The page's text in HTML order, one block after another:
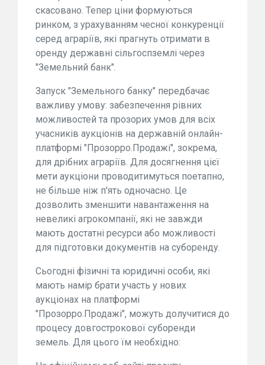
скасовано. Тепер ціни формуються
ринком, з урахуванням чесної конкуренції
серед аграріїв, які прагнуть отримати в
оренду державні сільгоспземлі через
"Земельний банк".
Запуск "Земельного банку" передбачає
важливу умову: забезпечення рівних
можливостей та прозорих умов для всіх
учасників аукціонів на державній онлайн-
платформі "Прозорро.Продажі", зокрема,
для дрібних аграріїв. Для досягнення цієї
мети аукціони проводитимуться поетапно,
не більше ніж п'ять одночасно. Це
дозволить зменшити навантаження на
невеликі агрокомпанії, які не завжди
мають достатні ресурси або можливості
для підготовки документів на суборенду.
Сьогодні фізичні та юридичні особи, які
мають намір брати участь у нових
аукціонах на платформі
"Прозорро.Продажі", можуть долучитися до
процесу довгострокової суборенди
земель. Для цього їм необхідно: